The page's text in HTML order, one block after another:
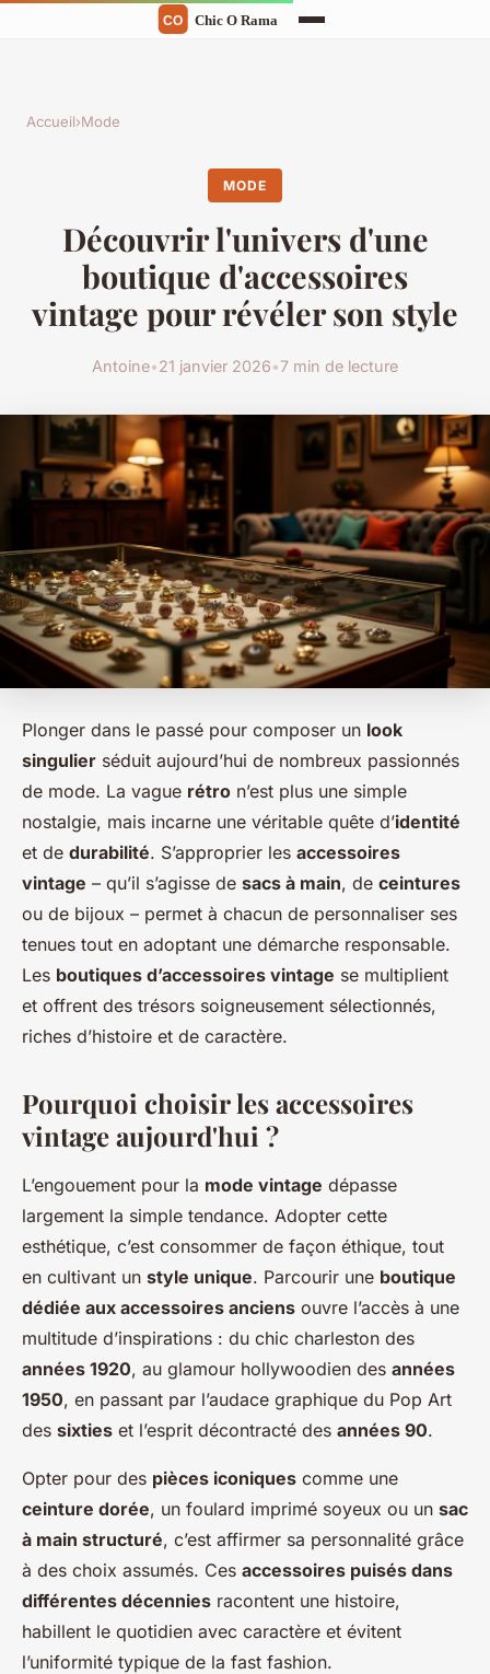
Accueil›Mode
MODE
Découvrir l'univers d'une
boutique d'accessoires
vintage pour révéler son style
Antoine•21 janvier 2026•7 min de lecture
Plonger dans le passé pour composer un look
singulier séduit aujourd’hui de nombreux passionnés
de mode. La vague rétro n’est plus une simple
nostalgie, mais incarne une véritable quête d’identité
et de durabilité. S’approprier les accessoires
vintage – qu’il s’agisse de sacs à main, de ceintures
ou de bijoux – permet à chacun de personnaliser ses
tenues tout en adoptant une démarche responsable.
Les boutiques d’accessoires vintage se multiplient
et offrent des trésors soigneusement sélectionnés,
riches d’histoire et de caractère.
Pourquoi choisir les accessoires
vintage aujourd'hui ?
L’engouement pour la mode vintage dépasse
largement la simple tendance. Adopter cette
esthétique, c’est consommer de façon éthique, tout
en cultivant un style unique. Parcourir une boutique
dédiée aux accessoires anciens ouvre l’accès à une
multitude d’inspirations : du chic charleston des
années 1920, au glamour hollywoodien des années
1950, en passant par l’audace graphique du Pop Art
des sixties et l’esprit décontracté des années 90.
Opter pour des pièces iconiques comme une
ceinture dorée, un foulard imprimé soyeux ou un sac
à main structuré, c’est affirmer sa personnalité grâce
à des choix assumés. Ces accessoires puisés dans
différentes décennies racontent une histoire,
habillent le quotidien avec caractère et évitent
l’uniformité typique de la fast fashion.